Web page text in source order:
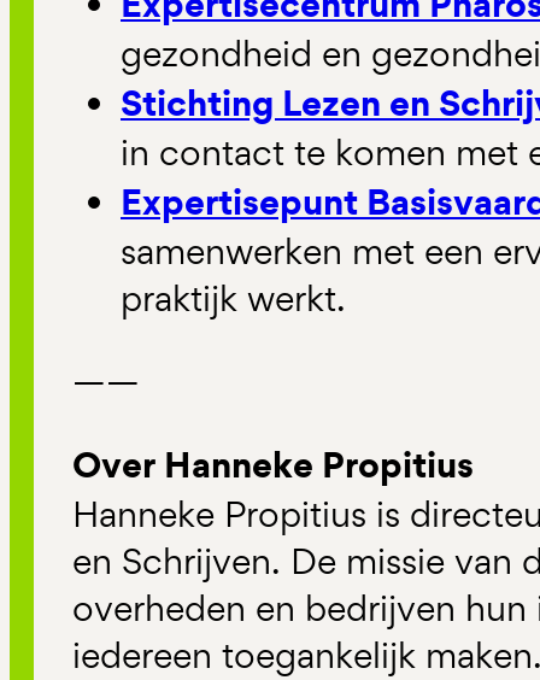
gezondheid en
Stichting Lezen en
in contact te komen met
Expertisepunt
samenwerken met een
praktijk werkt.
——
Over Hanneke Propitius
Hanneke Propitius is
en Schrijven. De missie van
overheden en bedrijven
iedereen toegankelijk